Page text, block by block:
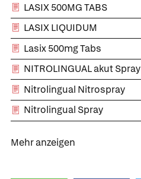
LASIX 500MG TABS
LASIX LIQUIDUM
Lasix 500mg Tabs
NITROLINGUAL akut Spray
Nitrolingual Nitrospray
Nitrolingual Spray
Mehr anzeigen